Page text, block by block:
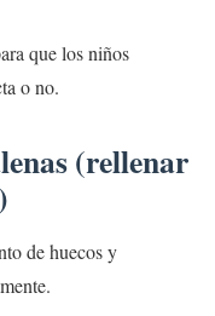
que los niños
o no.
(rellenar
de huecos y